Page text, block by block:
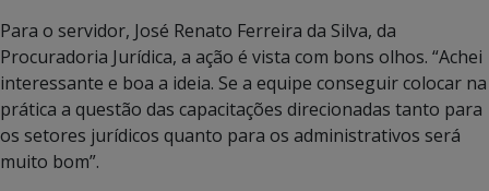
Para o servidor, José Renato Ferreira da Silva, da
Procuradoria Jurídica, a ação é vista com bons olhos. “Achei
interessante e boa a ideia. Se a equipe conseguir colocar na
prática a questão das capacitações direcionadas tanto para
os setores jurídicos quanto para os administrativos será
muito bom”.